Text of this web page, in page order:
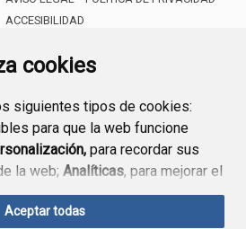
cookies
siguientes tipos de cookies:
para que la web funcione
para recordar sus
la web; Analíticas, para mejorar el
y sus servicios.
Aceptar todas
ACCESIBILIDAD